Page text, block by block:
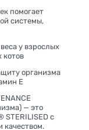
помогает
системы,
у взрослых
котов
организма
Е
— это
STERILISED с
качеством.